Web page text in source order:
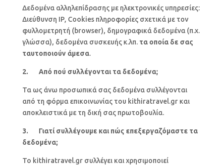
Δεδομένα αλληλεπίδρασης με ηλεκτρονικές υπηρεσίες:
Διεύθυνση IP, Cookies πληροφορίες σχετικά με τον
φυλλομετρητή (browser), δημογραφικά δεδομένα (π.χ.
γλώσσα), δεδομένα συσκευής κ.λπ. τα οποία δε σας
ταυτοποιούν άμεσα.
2. Από πού συλλέγονται τα δεδομένα;
Τα ως άνω προσωπικά σας δεδομένα συλλέγονται
από τη φόρμα επικοινωνίας του kithiratravel.gr και
αποκλειστικά με τη δική σας πρωτοβουλία.
3. Γιατί συλλέγουμε και πώς επεξεργαζόμαστε τα
δεδομένα;
Το kithiratravel.gr συλλέγει και χρησιμοποιεί